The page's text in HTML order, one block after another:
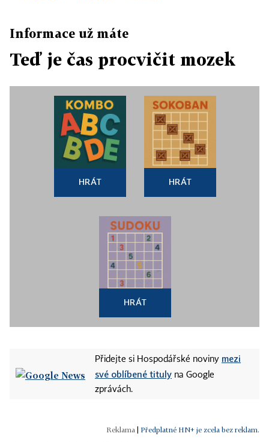
Informace už máte
Teď je čas procvičit mozek
HRÁT HRÁT
HRÁT
Přidejte si Hospodářské noviny mezi
své oblíbené tituly na Google
zprávách.
Předplatné HN+ je zcela bez reklam.